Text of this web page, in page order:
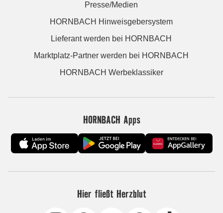
Presse/Medien
HORNBACH Hinweisgebersystem
Lieferant werden bei HORNBACH
Marktplatz-Partner werden bei HORNBACH
HORNBACH Werbeklassiker
HORNBACH Apps
Hier fließt Herzblut